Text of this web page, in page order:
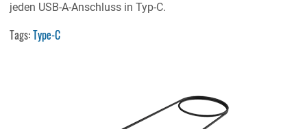
jeden USB-A-Anschluss in Typ-C.
Tags:Type-C